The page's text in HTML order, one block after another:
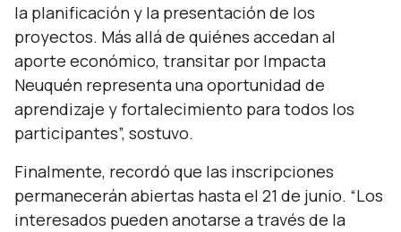
la planificación y la presentación de los
proyectos. Más allá de quiénes accedan al
aporte económico, transitar por Impacta
Neuquén representa una oportunidad de
aprendizaje y fortalecimiento para todos los
participantes”, sostuvo.
Finalmente, recordó que las inscripciones
permanecerán abiertas hasta el 21 de junio. “Los
interesados pueden anotarse a través de la